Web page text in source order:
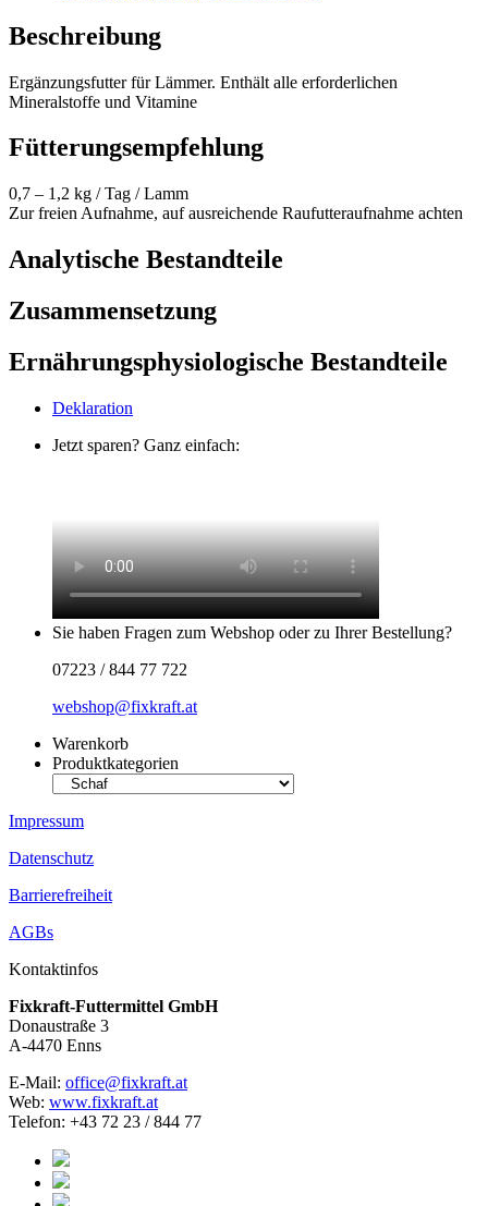
Beschreibung
Ergänzungsfutter für Lämmer. Enthält alle erforderlichen
Mineralstoffe und Vitamine
Fütterungsempfehlung
0,7 – 1,2 kg / Tag / Lamm
Zur freien Aufnahme, auf ausreichende Raufutteraufnahme achten
Analytische Bestandteile
Zusammensetzung
Ernährungsphysiologische Bestandteile
Deklaration
Jetzt sparen? Ganz einfach:
Sie haben Fragen zum Webshop oder zu Ihrer Bestellung?
07223 / 844 77 722
webshop@fixkraft.at
Warenkorb
Produktkategorien
Impressum
Datenschutz
Barrierefreiheit
AGBs
Kontaktinfos
Fixkraft-Futtermittel GmbH
Donaustraße 3
A-4470 Enns
E-Mail: office@fixkraft.at
Web: www.fixkraft.at
Telefon: +43 72 23 / 844 77